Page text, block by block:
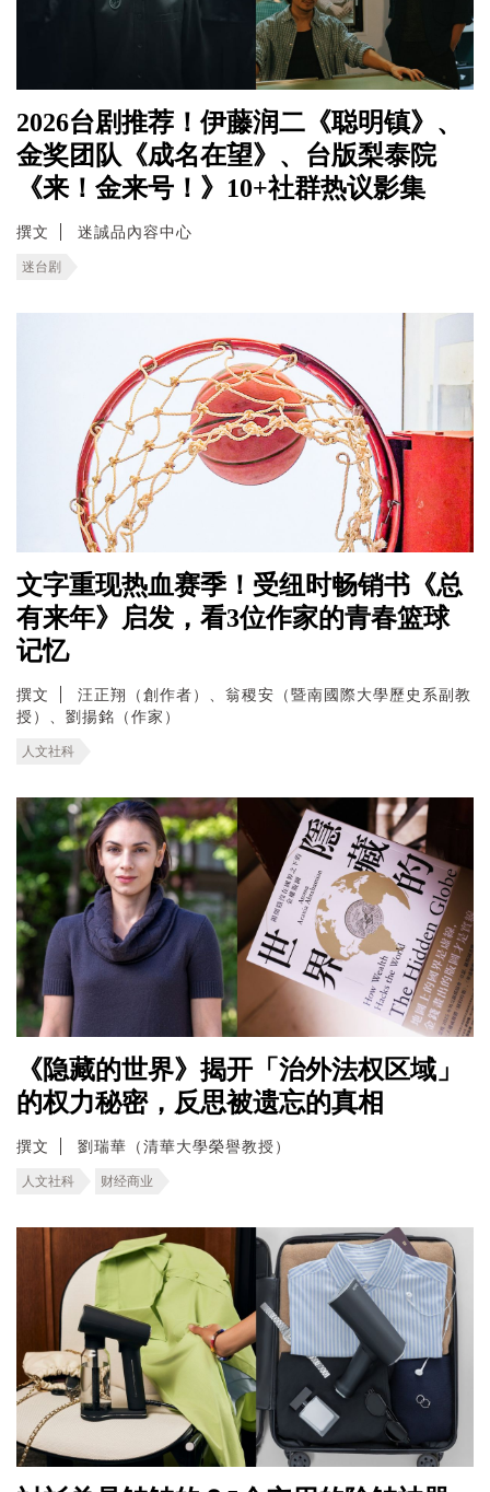
2026台剧推荐！伊藤润二《聪明镇》、
金奖团队《成名在望》、台版梨泰院
《来！金来号！》10+社群热议影集
撰文 迷誠品內容中心
迷台剧
文字重现热血赛季！受纽时畅销书《总
有来年》启发，看3位作家的青春篮球
记忆
撰文
汪正翔（創作者）、翁稷安（暨南國際大學歷史系副教
授）、劉揚銘（作家）
人文社科
《隐藏的世界》揭开「治外法权区域」
的权力秘密，反思被遗忘的真相
撰文 劉瑞華（清華大學榮譽教授）
人文社科 财经商业